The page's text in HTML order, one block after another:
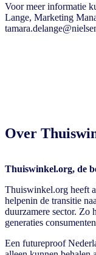
Voor meer informatie
Lange, Marketing
Over
Thuiswinkel.org, de
Thuiswinkel.org heeft
helpenin de transitie
duurzamere sector. Zo
generaties
Een futureproof